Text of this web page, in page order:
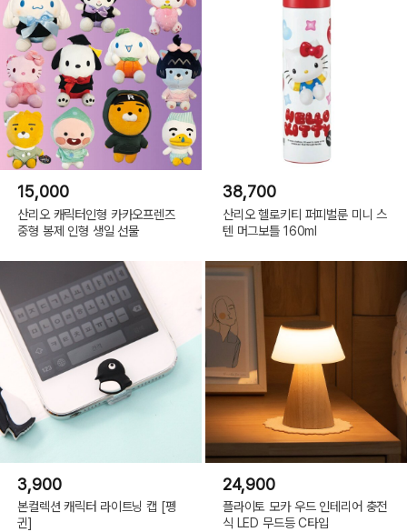
15,000
산리오 캐릭터인형 카카오프렌즈
중형 봉제 인형 생일 선물
38,700
산리오 헬로키티 퍼피벌룬 미니 스
텐 머그보틀 160ml
3,900
본컬렉션 캐릭터 라이트닝 캡 [펭
귄]
24,900
플라이토 모카 우드 인테리어 충전
식 LED 무드등 C타입